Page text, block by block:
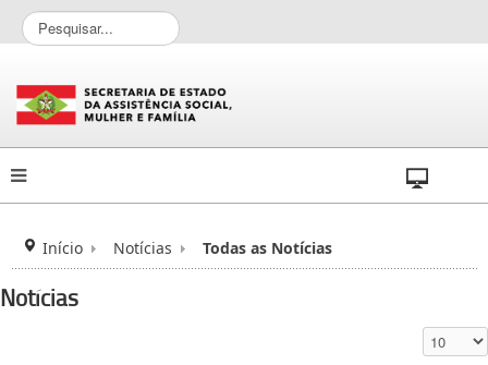
P
e
q
u
i
s
a
Início Notícias Todas as Notícias
Notícias
Exibir #